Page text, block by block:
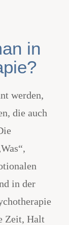
in
werden,
die auch
in der
Zeit, Halt